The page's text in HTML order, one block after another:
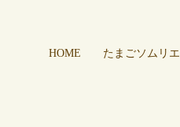
HOME たまごソムリエ